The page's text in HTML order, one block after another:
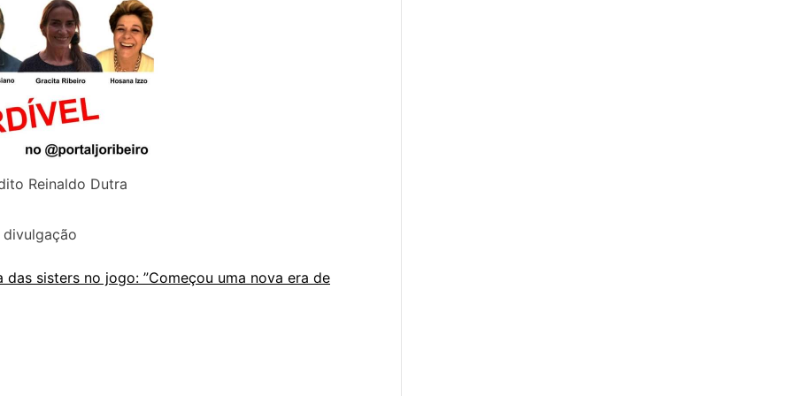
Reinaldo Dutra
divulgação
sisters no jogo: ”Começou uma nova era de